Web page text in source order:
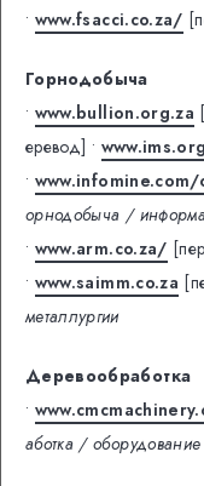
• www.fsacci.co.za/
Горнодобыча
• www.bullion.org.za
еревод] •
•
орнодобыча /
• www.arm.co.za/
• www.saimm.co.za
металлургии
Деревообработка
•
аботка / оборудование